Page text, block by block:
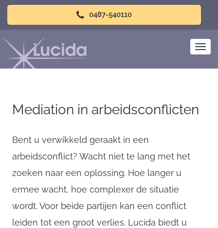
0487-540110
Mediation in arbeidsconflicten
Bent u verwikkeld geraakt in een
arbeidsconflict? Wacht niet te lang met het
zoeken naar een oplossing. Hoe langer u
ermee wacht, hoe complexer de situatie
wordt. Voor beide partijen kan een conflict
leiden tot een groot verlies. Lucida biedt u